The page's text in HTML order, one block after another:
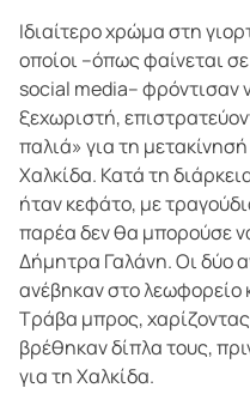
Ιδιαίτερο χρώμα στη
οποίοι –όπως φαίνεται
social media– φρόντισαν
ξεχωριστή,
παλιά» για τη
Χαλκίδα. Κατά τη
ήταν κεφάτο, με
παρέα δεν θα μπορούσε
Δήμητρα Γαλάνη. Οι δύο
ανέβηκαν στο λεωφορείο
Τράβα μπρος,
βρέθηκαν δίπλα τους,
για τη Χαλκίδα.